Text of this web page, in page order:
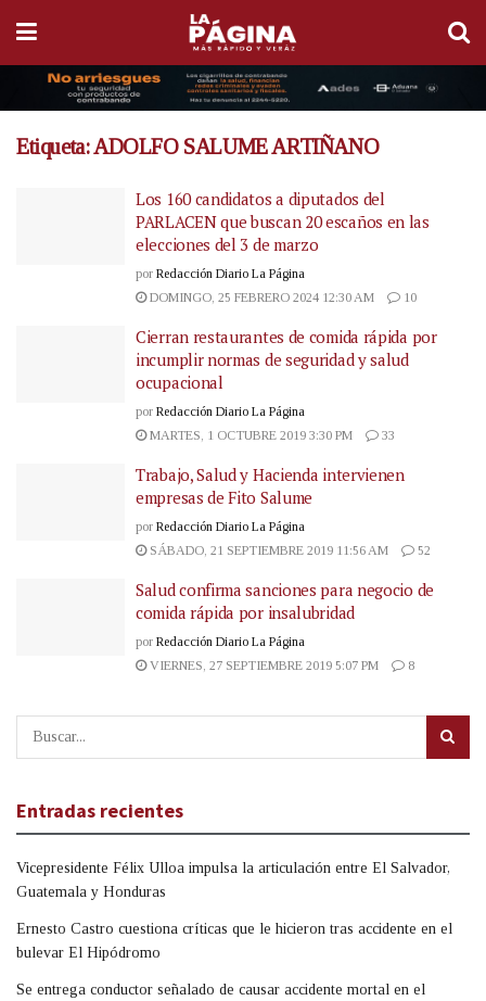
Etiqueta:ADOLFO SALUME ARTIÑANO
Los 160 candidatos a diputados del
PARLACEN que buscan 20 escaños en las
elecciones del 3 de marzo
por Redacción Diario La Página
DOMINGO, 25 FEBRERO 2024 12:30 AM
10
Cierran restaurantes de comida rápida por
incumplir normas de seguridad y salud
ocupacional
por Redacción Diario La Página
MARTES, 1 OCTUBRE 2019 3:30 PM
33
Trabajo, Salud y Hacienda intervienen
empresas de Fito Salume
por Redacción Diario La Página
SÁBADO, 21 SEPTIEMBRE 2019 11:56 AM
52
Salud confirma sanciones para negocio de
comida rápida por insalubridad
por Redacción Diario La Página
VIERNES, 27 SEPTIEMBRE 2019 5:07 PM
8
Entradas recientes
Vicepresidente Félix Ulloa impulsa la articulación entre El Salvador,
Guatemala y Honduras
Ernesto Castro cuestiona críticas que le hicieron tras accidente en el
bulevar El Hipódromo
Se entrega conductor señalado de causar accidente mortal en el